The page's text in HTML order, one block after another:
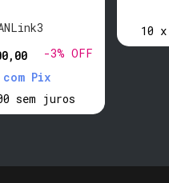
-3% OFF
com Pix
sem juros
10 x